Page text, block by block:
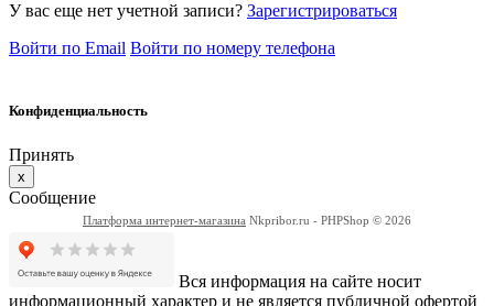
У вас еще нет учетной записи? Зарегистрироваться
Войти по Email Войти по номеру телефона
Конфиденциальность
Принять
x
Сообщение
Платформа интернет-магазина Nkpribor.ru - PHPShop © 2026
Вся информация на сайте носит
информационный характер и не является публичной офертой